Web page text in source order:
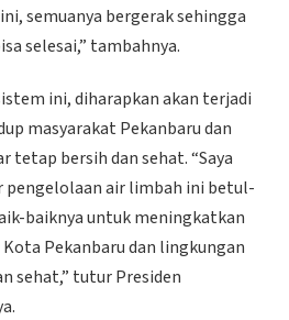
semuanya bergerak sehingga
selesai,” tambahnya.
ini, diharapkan akan terjadi
masyarakat Pekanbaru dan
tetap bersih dan sehat. “Saya
air limbah ini betul-
baiknya untuk meningkatkan
Pekanbaru dan lingkungan
sehat,” tutur Presiden